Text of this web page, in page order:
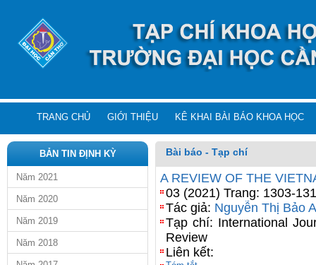
TRANG CHỦ GIỚI THIỆU KÊ KHAI BÀI BÁO KHOA HỌC
BẢN TIN ĐỊNH KỲ
Năm 2021
Năm 2020
Năm 2019
Năm 2018
Bài báo - Tạp chí
A REVIEW OF THE
03 (2021) Trang: 1303-
Tác giả: Nguyễn Thị Bảo
Tạp chí: International
Review
Liên kết: